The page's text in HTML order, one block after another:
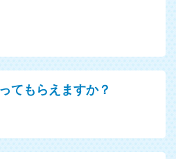
てもらえますか？